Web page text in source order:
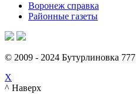
Воронеж справка
Районные газеты
© 2009 - 2024 Бутурлиновка 777
X
^ Наверх